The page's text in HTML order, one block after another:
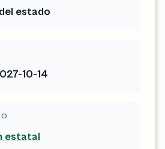
estado
10-14
estatal